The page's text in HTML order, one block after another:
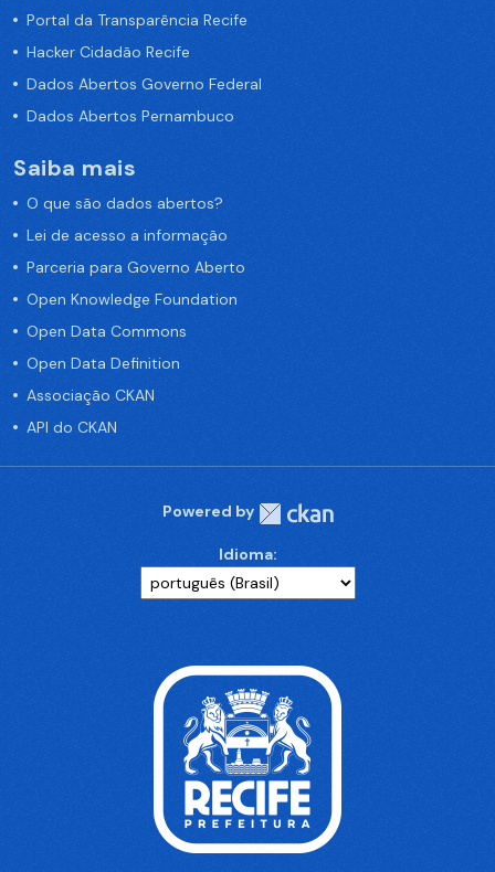
Portal da Transparência Recife
Hacker Cidadão Recife
Dados Abertos Governo Federal
Dados Abertos Pernambuco
Saiba mais
O que são dados abertos?
Lei de acesso a informação
Parceria para Governo Aberto
Open Knowledge Foundation
Open Data Commons
Open Data Definition
Associação CKAN
API do CKAN
Powered by
Idioma